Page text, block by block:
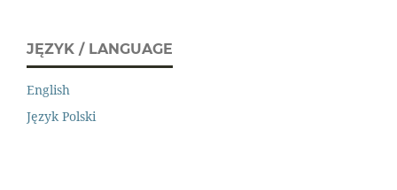
JĘZYK / LANGUAGE
English
Język Polski